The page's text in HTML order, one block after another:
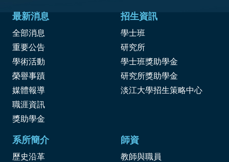
最新消息
全部消息
重要公告
學術活動
榮譽事蹟
媒體報導
職涯資訊
獎助學金
招生資訊
學士班
研究所
學士班獎助學金
研究所獎助學金
淡江大學招生策略中心
系所簡介
歷史沿革
師資
教師與職員